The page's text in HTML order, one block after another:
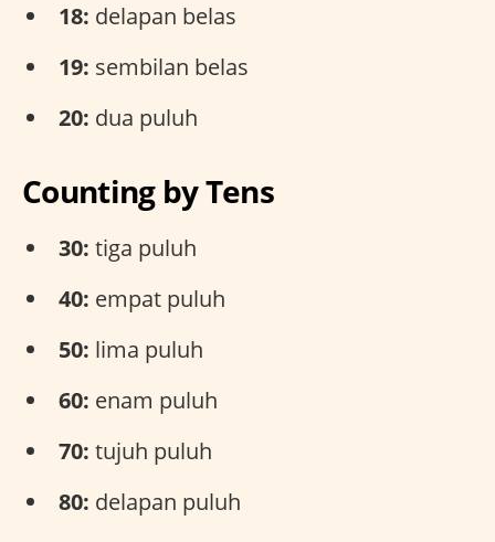
18: delapan belas
19: sembilan belas
20: dua puluh
Counting by Tens
30: tiga puluh
40: empat puluh
50: lima puluh
60: enam puluh
70: tujuh puluh
80: delapan puluh